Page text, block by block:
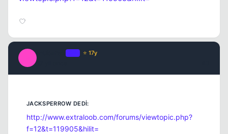
⭐ 17y
http://www.extraloob.com/forums/viewtopic.php?
f=12&t=119905&hilit=